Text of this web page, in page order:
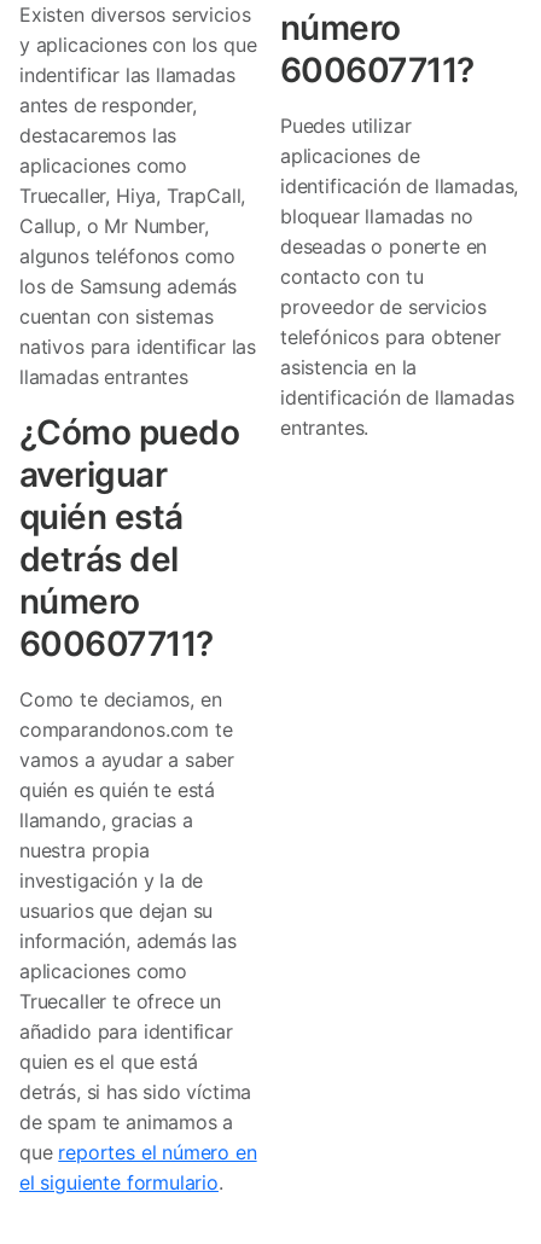
Existen diversos servicios
y aplicaciones con los que
indentificar las llamadas
antes de responder,
destacaremos las
aplicaciones como
Truecaller, Hiya, TrapCall,
Callup, o Mr Number,
algunos teléfonos como
los de Samsung además
cuentan con sistemas
nativos para identificar las
llamadas entrantes
¿Cómo puedo
averiguar
quién está
detrás del
número
600607711?
Como te deciamos, en
comparandonos.com te
vamos a ayudar a saber
quién es quién te está
llamando, gracias a
nuestra propia
investigación y la de
usuarios que dejan su
información, además las
aplicaciones como
Truecaller te ofrece un
añadido para identificar
quien es el que está
detrás, si has sido víctima
de spam te animamos a
que reportes el número en
el siguiente formulario.
número
600607711?
Puedes utilizar
aplicaciones de
identificación de llamadas,
bloquear llamadas no
deseadas o ponerte en
contacto con tu
proveedor de servicios
telefónicos para obtener
asistencia en la
identificación de llamadas
entrantes.